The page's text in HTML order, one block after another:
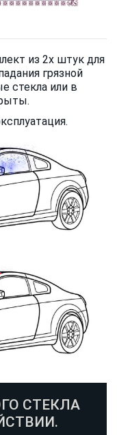
из 2х штук для
грязной
стекла или в
СТЕКЛА